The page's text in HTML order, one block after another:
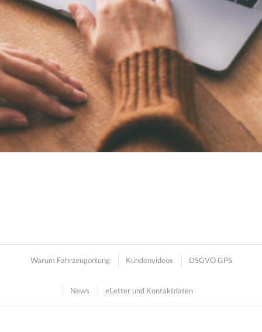
Warum Fahrzeugortung Kundenvideos DSGVO GPS
News eLetter und Kontaktdaten